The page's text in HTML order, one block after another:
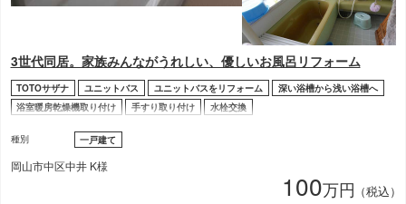
3世代同居。家族みんながうれしい、優しいお風呂リフォーム
TOTOサザナ ユニットバス ユニットバスをリフォーム
深い浴槽から浅い浴槽へ
浴室暖房乾燥機取り付け
手すり取り付け 水栓交換
種別 一戸建て
岡山市中区中井 K様
100万円 （税込）